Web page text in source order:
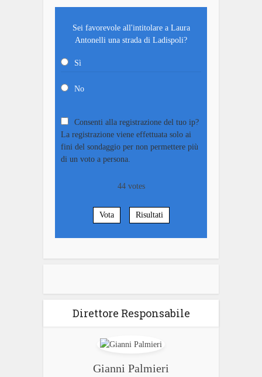
Sei favorevole all'intitolare a Laura
Antonelli una strada di Ladispoli?
Sì
No
Consenti alla registrazione del tuo ip?
La registrazione viene effettuata solo ai
fini del sondaggio per non permettere più
di un voto a persona.
44votes
Vota Risultati
Direttore Responsabile
Gianni Palmieri